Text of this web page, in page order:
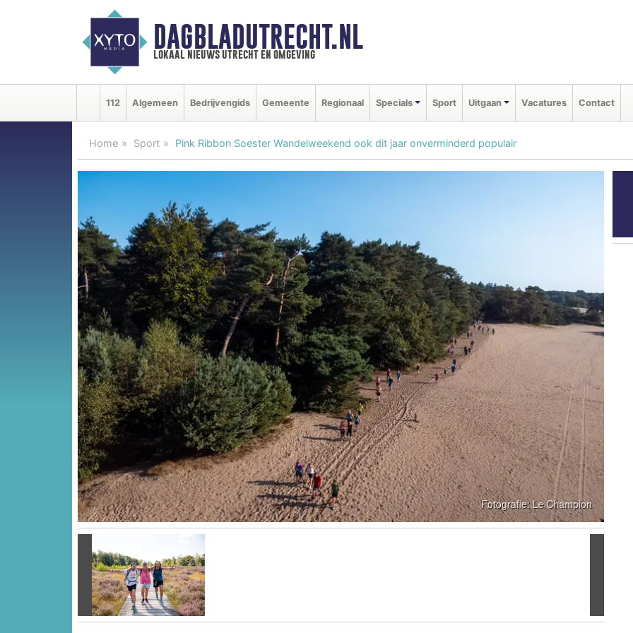
DAGBLADUTRECHT.NL
lokaal nieuws utrecht en omgeving
112 Algemeen Bedrijvengids Gemeente Regionaal Specials Sport Uitgaan Vacatures Contact
Home Sport Pink Ribbon Soester Wandelweekend ook dit jaar onverminderd populair
Vorige